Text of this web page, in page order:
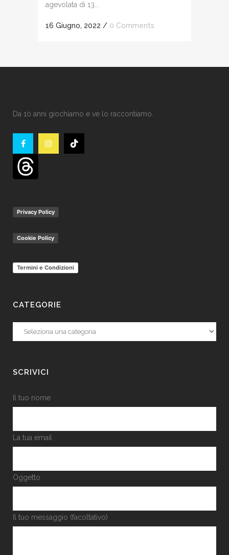
agevolata di 13...
16 Giugno, 2022 / 0 Comments
Da 10 anni giochiamo e ve lo raccontiamo.
Privacy Policy
Cookie Policy
Termini e Condizioni
CATEGORIE
Categorie
SCRIVICI
Il tuo nome
La tua email
Oggetto
Il tuo messaggio (facoltativo)